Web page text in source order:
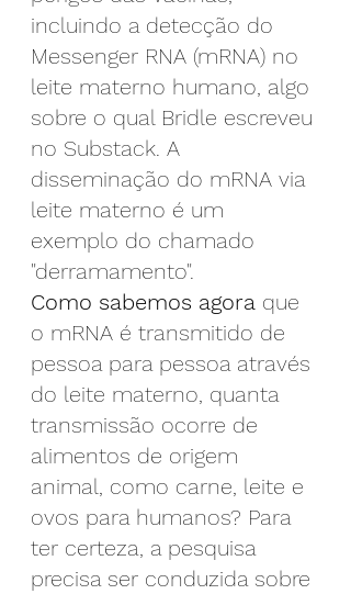
incluindo a detecção do
Messenger RNA (mRNA) no
leite materno humano, algo
sobre o qual Bridle escreveu
no Substack. A
disseminação do mRNA via
leite materno é um
exemplo do chamado
"derramamento".
Como sabemos agora que
o mRNA é transmitido de
pessoa para pessoa através
do leite materno, quanta
transmissão ocorre de
alimentos de origem
animal, como carne, leite e
ovos para humanos? Para
ter certeza, a pesquisa
precisa ser conduzida sobre